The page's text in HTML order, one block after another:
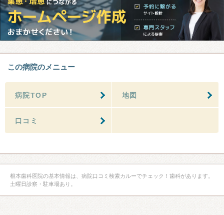
この病院のメニュー
病院TOP 地図
口コミ
根本歯科医院の基本情報は、病院口コミ検索カルーでチェック！歯科があります。
土曜日診察・駐車場あり。